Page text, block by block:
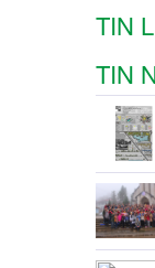
TIN
TIN